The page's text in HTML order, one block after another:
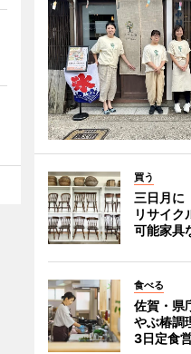
買う
三日月に
リサイク
可能家具
食べる
佐賀・県
やぶ椿調
3日定食